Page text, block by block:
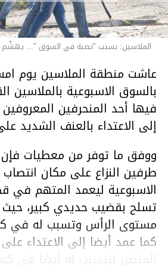
الملاسين: بسبب "نصبة في السوق "...
عاشت منطقة الملاسين يوم
بالسوق الاسبوعية بالملاسين
فيها أحد المنحرفين
إلى الاعتداء بالعنف
ووفق ما توفر من معطيات فإن
طرفين النزاع على مكان
الاسبوعية ليعمد المتهم في
تسلح بقضيب حديدي كبير،
مستوى الرأس وتسبب له في
كما عمد أيضا إلى الاعتداء
المتضرر ليتسبب له أيضا في